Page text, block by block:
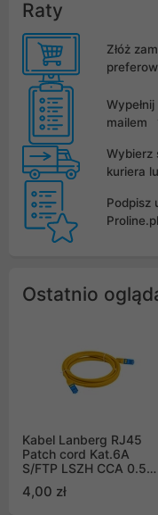
Raty
Złóż
mailem
Wybierz
kuriera
Podpisz
Proline.pl
Ostatnio
Kabel Lanberg RJ45
Patch cord Kat.6A
S/FTP LSZH CCA 0.5m
Passed
4,00 zł